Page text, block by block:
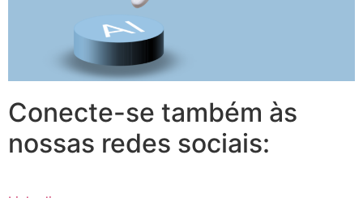
Conecte-se também às
nossas redes sociais: